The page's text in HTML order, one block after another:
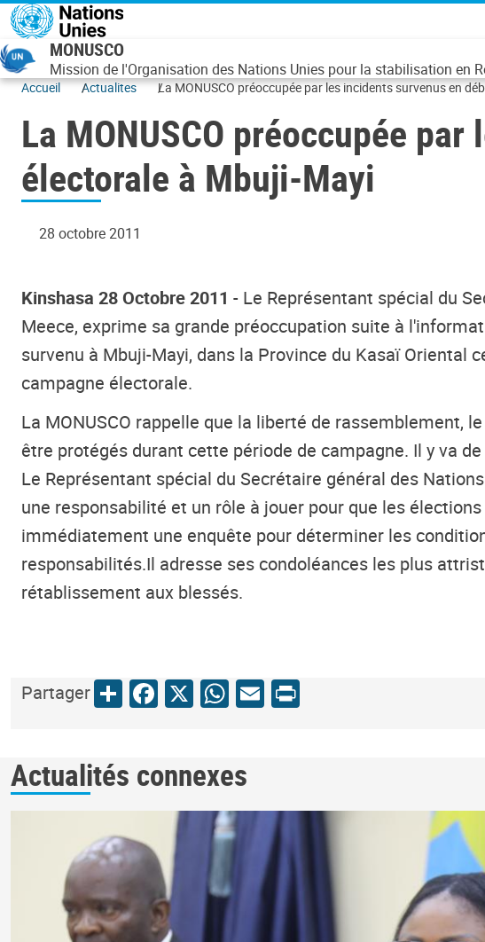
Aller au contenu principal
MONUSCO
Mission de l'Organisation des Nations Unies pour la stabilisation en
Accueil Actualites La MONUSCO préoccupée par les incidents survenus en
La MONUSCO préoccupée
électorale à Mbuji-Mayi
28 octobre 2011
Kinshasa 28 Octobre 2011 - Le Représentant spécial du
Meece, exprime sa grande préoccupation suite à
survenu à Mbuji-Mayi, dans la Province du Kasaï
campagne électorale.
La MONUSCO rappelle que la liberté de
être protégés durant cette période de campagne. Il y va
Le Représentant spécial du Secrétaire général des
une responsabilité et un rôle à jouer pour que les
immédiatement une enquête pour déterminer les
responsabilités.Il adresse ses condoléances les plus
rétablissement aux blessés.
PartagerShareFacebook
X WhatsApp
Email
Print
Actualités connexes